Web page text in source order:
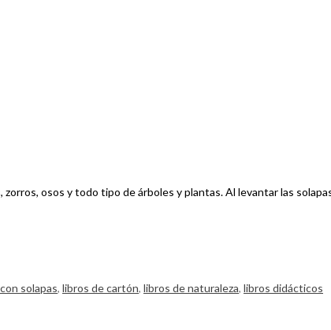
osos y todo tipo de árboles y plantas. Al levantar las
solapas, libros de cartón, libros de naturaleza, libros didácticos